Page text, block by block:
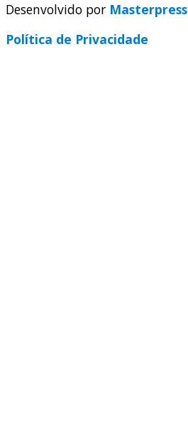
Desenvolvido por Masterpress
Política de Privacidade